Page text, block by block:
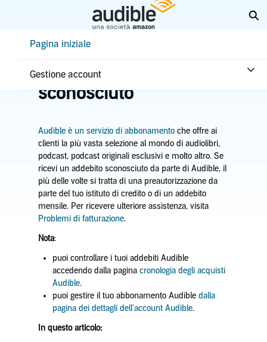
principalePagina iniziale
Gestione account
Pagina iniziale
Identificare un addebito
sconosciuto
Audible è un servizio di abbonamentoche offre ai
clienti la più vasta selezione al mondo di audiolibri,
podcast, podcast originali esclusivi e molto altro. Se
ricevi un addebito sconosciuto da parte di Audible, il
più delle volte si tratta di una preautorizzazione da
parte del tuo istituto di credito o di un addebito
mensile. Per ricevere ulteriore assistenza, visita
Problemi di fatturazione.
Nota:
puoi controllare i tuoi addebiti Audible
accedendo dalla pagina cronologia degli acquisti
Audible.
puoi gestire il tuo abbonamento Audible dalla
pagina dei dettagli dell'account Audible.
In questo articolo: